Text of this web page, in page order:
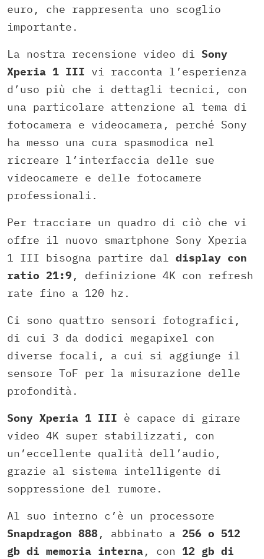
euro, che rappresenta uno scoglio
importante.
La nostra recensione video di Sony
Xperia 1 III vi racconta l’esperienza
d’uso più che i dettagli tecnici, con
una particolare attenzione al tema di
fotocamera e videocamera, perché Sony
ha messo una cura spasmodica nel
ricreare l’interfaccia delle sue
videocamere e delle fotocamere
professionali.
Per tracciare un quadro di ciò che vi
offre il nuovo smartphone Sony Xperia
1 III bisogna partire dal display con
ratio 21:9 , definizione 4K con refresh
rate fino a 120 hz.
Ci sono quattro sensori fotografici,
di cui 3 da dodici megapixel con
diverse focali, a cui si aggiunge il
sensore ToF per la misurazione delle
profondità.
Sony Xperia 1 III è capace di girare
video 4K super stabilizzati, con
un’eccellente qualità dell’audio,
grazie al sistema intelligente di
soppressione del rumore.
Al suo interno c’è un processore
Snapdragon 888, abbinato a 256 o 512
gb di memoria interna, con 12 gb di